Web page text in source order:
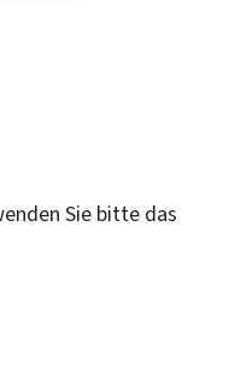
Sie bitte das